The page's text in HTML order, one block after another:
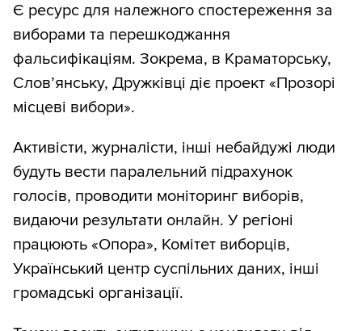
Є ресурс для належного спостереження за
виборами та перешкоджання
фальсифікаціям. Зокрема, в Краматорську,
Слов’янську, Дружківці діє проект «Прозорі
місцеві вибори».
Активісти, журналісти, інші небайдужі люди
будуть вести паралельний підрахунок
голосів, проводити моніторинг виборів,
видаючи результати онлайн. У регіоні
працюють «Опора», Комітет виборців,
Український центр суспільних даних, інші
громадські організації.